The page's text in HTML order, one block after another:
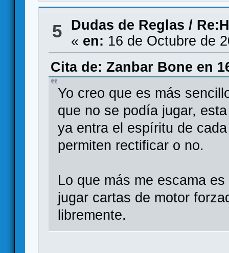
5 Dudas de Reglas /
« en: 16 de Octubre de
Cita de: Zanbar Bone en
Yo creo que es más
que no se podía jugar,
ya entra el espíritu de
permiten rectificar o no.
Lo que más me escama
jugar cartas de motor
libremente.